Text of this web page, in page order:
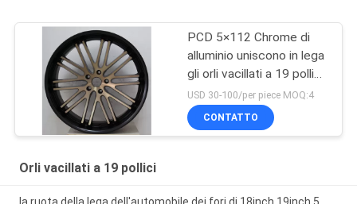
PCD 5×112 Chrome di
alluminio uniscono in lega
gli orli vacillati a 19 pollici
per il bmw 3 serie
USD 30-100/per piece MOQ:4
CONTATTO
Orli vacillati a 19 pollici